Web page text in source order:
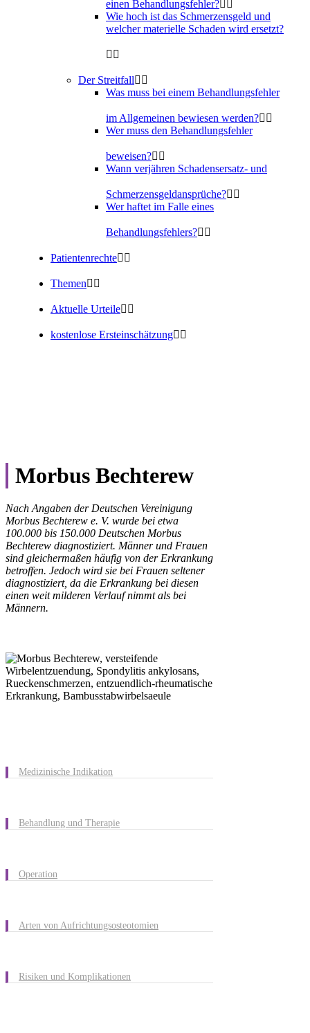
einen Behandlungsfehler?
Wie hoch ist das Schmerzensgeld und
welcher materielle Schaden wird ersetzt?
Der Streitfall
Was muss bei einem Behandlungsfehler
im Allgemeinen bewiesen werden?
Wer muss den Behandlungsfehler
beweisen?
Wann verjähren Schadensersatz- und
Schmerzensgeldansprüche?
Wer haftet im Falle eines
Behandlungsfehlers?
Patientenrechte
Themen
Aktuelle Urteile
kostenlose Ersteinschätzung
Morbus Bechterew
Nach Angaben der Deutschen Vereinigung
Morbus Bechterew e. V. wurde bei etwa
100.000 bis 150.000 Deutschen Morbus
Bechterew diagnostiziert. Männer und Frauen
sind gleichermaßen häufig von der Erkrankung
betroffen. Jedoch wird sie bei Frauen seltener
diagnostiziert, da die Erkrankung bei diesen
einen weit milderen Verlauf nimmt als bei
Männern.
Medizinische Indikation
Behandlung und Therapie
Operation
Arten von Aufrichtungsosteotomien
Risiken und Komplikationen